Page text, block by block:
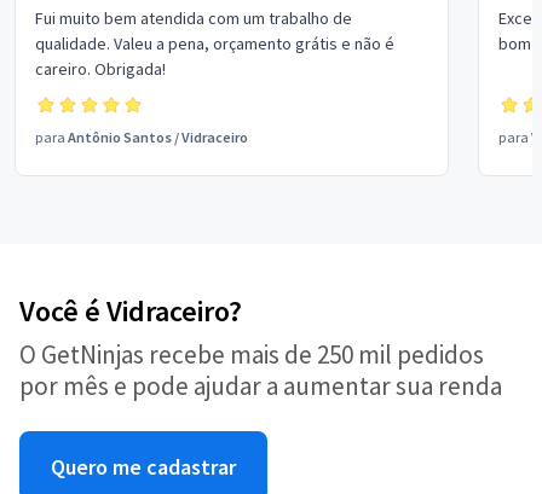
Fui muito bem atendida com um trabalho de
qualidade. Valeu a pena, orçamento grátis e não é
careiro. Obrigada!
para Antônio Santos /Vidraceiro
bom
para
Você é Vidraceiro?
O GetNinjas recebe mais de 250 mil pedidos
por mês e pode ajudar a aumentar sua renda
Quero me cadastrar